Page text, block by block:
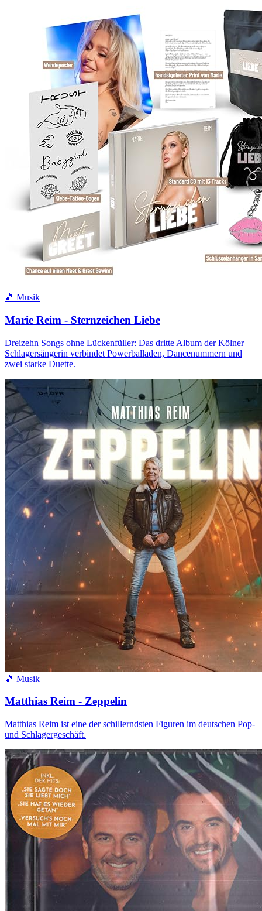
🎵 Musik
Marie Reim - Sternzeichen Liebe
Dreizehn Songs ohne Lückenfüller: Das dritte Album der Kölner
Schlagersängerin verbindet Powerballaden, Dancenummern und
zwei starke Duette.
🎵 Musik
Matthias Reim - Zeppelin
Matthias Reim ist eine der schillerndsten Figuren im deutschen Pop-
und Schlagergeschäft.